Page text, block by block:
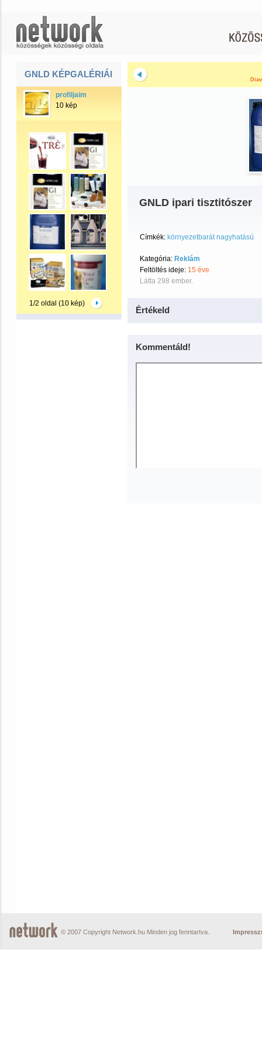
GNLD KÉPGALÉRIÁI
profiljaim
10 kép
1/2 oldal (10 kép)
GNLD ipari tisztitószer
Címkék: környezetbarát nagyhatású
Kategória: Reklám
Feltöltés ideje: 15 éve
Látta 298 ember.
Értékeld
Kommentáld!
© 2007 Copyright Network.hu Minden jog fenntartva.